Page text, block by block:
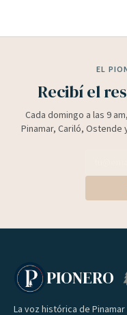
EL
Recibí el
Cada domingo a las 9
Pinamar, Cariló, Ostende
PIONERO
La voz histórica de